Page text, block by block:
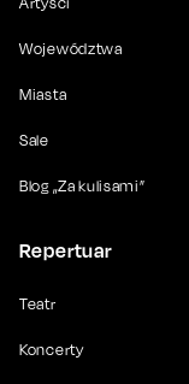
Województwa
Miasta
Sale
Blog „Za kulisami”
Repertuar
Teatr
Koncerty